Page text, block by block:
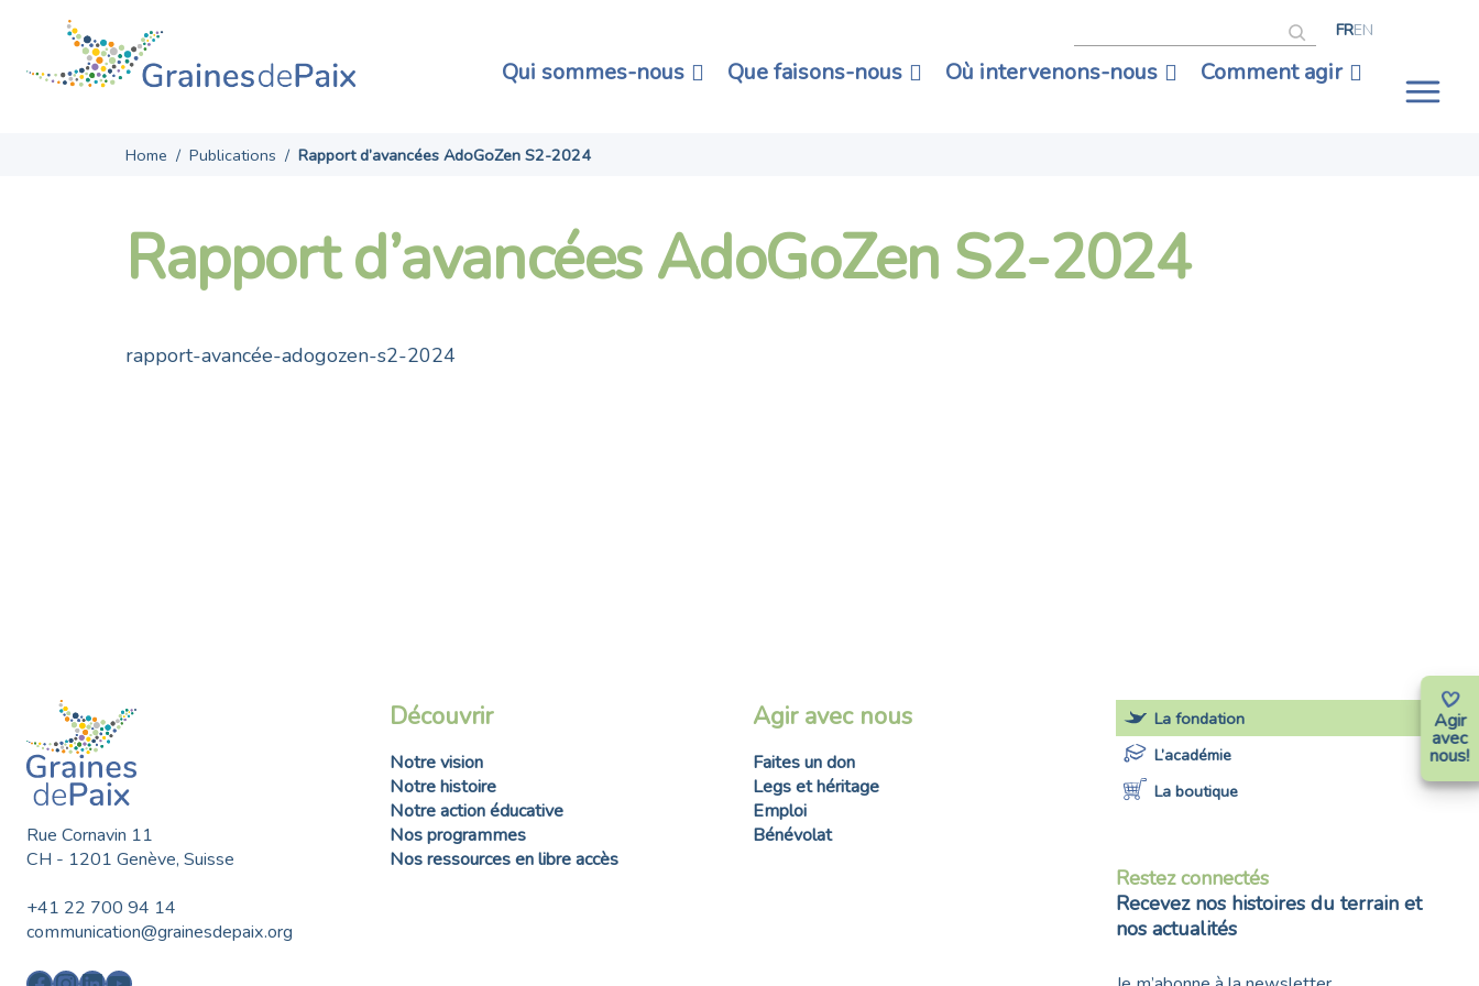
content
Agir
avec
nous!
FREN
Qui sommes-nous Que faisons-nous Où intervenons-nous Comment agir
Home / Publications / Rapport d’avancées AdoGoZen S2-2024
Rapport d’avancées AdoGoZen S2-2024
rapport-avancée-adogozen-s2-2024
Rue Cornavin 11
CH - 1201 Genève, Suisse
+41 22 700 94 14
communication@grainesdepaix.org
Découvrir
Notre vision
Notre histoire
Notre action éducative
Nos programmes
Nos ressources en libre accès
Agir avec nous
Faites un don
Legs et héritage
Emploi
Bénévolat
La fondation
L’académie
La boutique
Restez connectés
Recevez nos histoires du terrain et
nos actualités